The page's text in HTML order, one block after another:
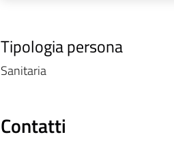
Tipologia persona
Sanitaria
Contatti